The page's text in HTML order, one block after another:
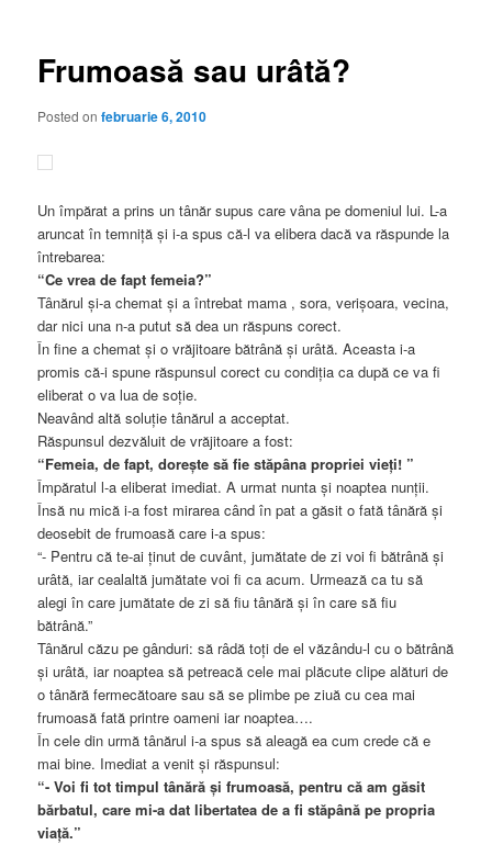
Frumoasă sau urâtă?
Posted onfebruarie 6, 2010
Un împărat a prins un tânăr supus care vâna pe domeniul lui. L-a
aruncat în temniţă şi i-a spus că-l va elibera dacă va răspunde la
întrebarea:
“Ce vrea de fapt femeia?”
Tânărul şi-a chemat şi a întrebat mama , sora, verişoara, vecina,
dar nici una n-a putut să dea un răspuns corect.
În fine a chemat şi o vrăjitoare bătrână şi urâtă. Aceasta i-a
promis că-i spune răspunsul corect cu condiţia ca după ce va fi
eliberat o va lua de soţie.
Neavând altă soluţie tânărul a acceptat.
Răspunsul dezvăluit de vrăjitoare a fost:
“Femeia, de fapt, doreşte să fie stăpâna propriei vieţi! ”
Împăratul l-a eliberat imediat. A urmat nunta şi noaptea nunţii.
Însă nu mică i-a fost mirarea când în pat a găsit o fată tânără şi
deosebit de frumoasă care i-a spus:
“- Pentru că te-ai ţinut de cuvânt, jumătate de zi voi fi bătrână şi
urâtă, iar cealaltă jumătate voi fi ca acum. Urmează ca tu să
alegi în care jumătate de zi să fiu tânără şi în care să fiu
bătrână.”
Tânărul căzu pe gânduri: să râdă toţi de el văzându-l cu o bătrână
şi urâtă, iar noaptea să petreacă cele mai plăcute clipe alături de
o tânără fermecătoare sau să se plimbe pe ziuă cu cea mai
frumoasă fată printre oameni iar noaptea….
În cele din urmă tânărul i-a spus să aleagă ea cum crede că e
mai bine. Imediat a venit şi răspunsul:
“- Voi fi tot timpul tânără şi frumoasă, pentru că am găsit
bărbatul, care mi-a dat libertatea de a fi stăpână pe propria
viaţă.”